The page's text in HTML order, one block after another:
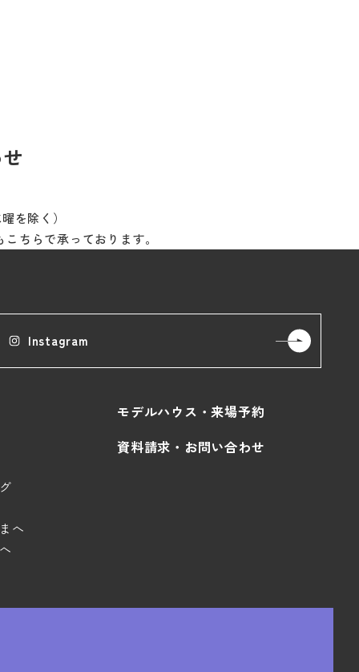
を除く）
ちらで承っております。
Instagram
へ
モデルハウス・来場予約
資料請求・お問い合わせ